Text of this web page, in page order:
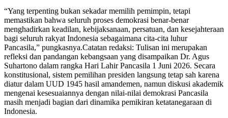
“Yang terpenting bukan sekadar memilih pemimpin, tetapi
memastikan bahwa seluruh proses demokrasi benar-benar
menghadirkan keadilan, kebijaksanaan, persatuan, dan kesejahteraan
bagi seluruh rakyat Indonesia sebagaimana cita-cita luhur
Pancasila,” pungkasnya.Catatan redaksi: Tulisan ini merupakan
refleksi dan pandangan kebangsaan yang disampaikan Dr. Agus
Suhartono dalam rangka Hari Lahir Pancasila 1 Juni 2026. Secara
konstitusional, sistem pemilihan presiden langsung tetap sah karena
diatur dalam UUD 1945 hasil amandemen, namun diskusi akademik
mengenai kesesuaiannya dengan nilai-nilai demokrasi Pancasila
masih menjadi bagian dari dinamika pemikiran ketatanegaraan di
Indonesia.